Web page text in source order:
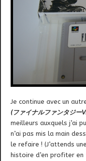
Je continue avec un
(ファイナルファンタジー
meilleurs auxquels j’ai
n’ai pas mis la main
le refaire ! (J’attends
histoire d’en profiter en